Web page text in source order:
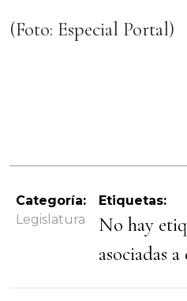
(Foto: Especial Portal)
Categoría:
Legislatura
Etiquetas:
No hay
asociadas